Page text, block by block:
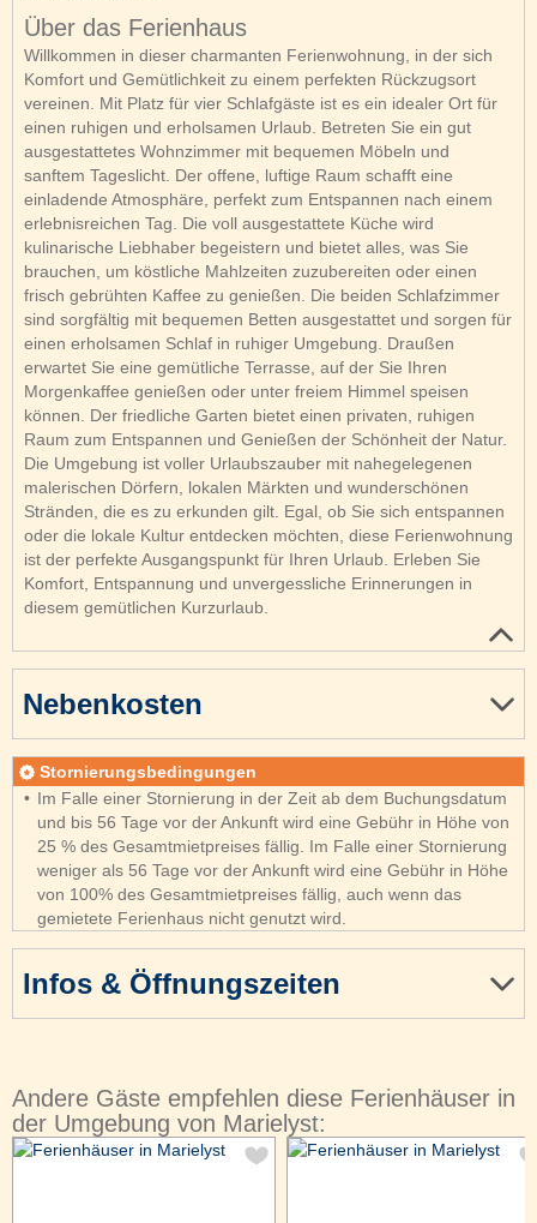
Über das Ferienhaus
Willkommen in dieser charmanten Ferienwohnung, in der sich
Komfort und Gemütlichkeit zu einem perfekten Rückzugsort
vereinen. Mit Platz für vier Schlafgäste ist es ein idealer Ort für
einen ruhigen und erholsamen Urlaub. Betreten Sie ein gut
ausgestattetes Wohnzimmer mit bequemen Möbeln und
sanftem Tageslicht. Der offene, luftige Raum schafft eine
einladende Atmosphäre, perfekt zum Entspannen nach einem
erlebnisreichen Tag. Die voll ausgestattete Küche wird
kulinarische Liebhaber begeistern und bietet alles, was Sie
brauchen, um köstliche Mahlzeiten zuzubereiten oder einen
frisch gebrühten Kaffee zu genießen. Die beiden Schlafzimmer
sind sorgfältig mit bequemen Betten ausgestattet und sorgen für
einen erholsamen Schlaf in ruhiger Umgebung. Draußen
erwartet Sie eine gemütliche Terrasse, auf der Sie Ihren
Morgenkaffee genießen oder unter freiem Himmel speisen
können. Der friedliche Garten bietet einen privaten, ruhigen
Raum zum Entspannen und Genießen der Schönheit der Natur.
Die Umgebung ist voller Urlaubszauber mit nahegelegenen
malerischen Dörfern, lokalen Märkten und wunderschönen
Stränden, die es zu erkunden gilt. Egal, ob Sie sich entspannen
oder die lokale Kultur entdecken möchten, diese Ferienwohnung
ist der perfekte Ausgangspunkt für Ihren Urlaub. Erleben Sie
Komfort, Entspannung und unvergessliche Erinnerungen in
diesem gemütlichen Kurzurlaub.
Infos & Öffnungszeiten
Nebenkosten
Stornierungsbedingungen
Im Falle einer Stornierung in der Zeit ab dem Buchungsdatum
und bis 56 Tage vor der Ankunft wird eine Gebühr in Höhe von
25 % des Gesamtmietpreises fällig. Im Falle einer Stornierung
weniger als 56 Tage vor der Ankunft wird eine Gebühr in Höhe
von 100% des Gesamtmietpreises fällig, auch wenn das
gemietete Ferienhaus nicht genutzt wird.
Andere Gäste empfehlen diese Ferienhäuser in
der Umgebung von Marielyst: